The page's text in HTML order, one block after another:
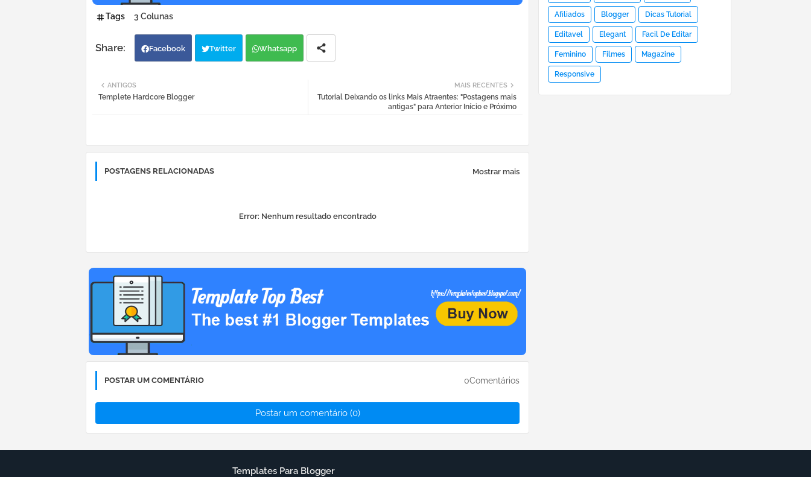
Tags 3 Colunas
Facebook Twitter Whatsapp
MAIS RECENTES
Tutorial Deixando os links Mais Atraentes: "Postagens mais
antigas" para Anterior Início e Próximo
ANTIGOS
Templete Hardcore Blogger
POSTAGENS RELACIONADAS Mostrar mais
Error: Nenhum resultado encontrado
POSTAR UM COMENTÁRIO 0Comentários
Postar um comentário (0)
Afiliados Blogger Dicas Tutorial
Editavel Elegant Facil De Editar
Feminino Filmes Magazine
Responsive
Templates Para Blogger